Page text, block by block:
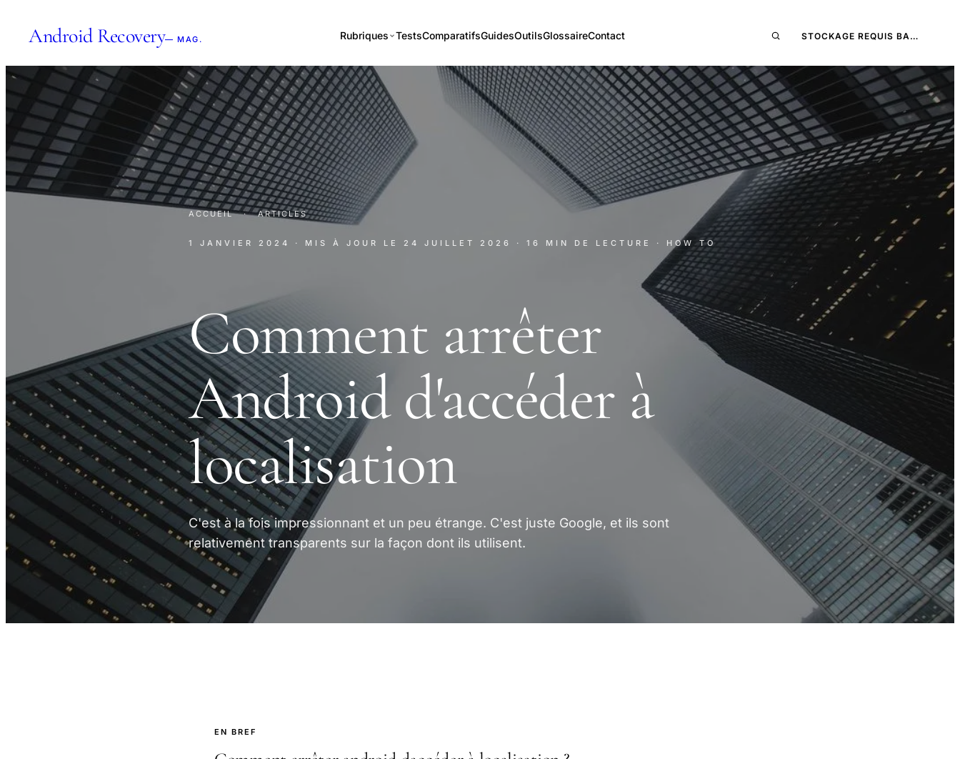
Android Recovery— MAG. Rubriques TestsComparatifsGuidesOutilsGlossaireContact STOCKAGE REQUIS BA…
ACCUEIL · ARTICLES
1 JANVIER 2024 · MIS À JOUR LE 24 JUILLET 2026 · 16 MIN DE LECTURE · HOW TO
Comment arrêter
Android d'accéder à
localisation
C'est à la fois impressionnant et un peu étrange. C'est juste Google, et ils sont
relativement transparents sur la façon dont ils utilisent.
EN BREF